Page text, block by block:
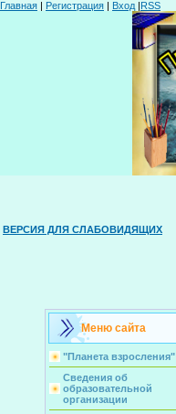
Главная | Регистрация | Вход |RSS
ВЕРСИЯ ДЛЯ СЛАБОВИДЯЩИХ
Меню сайта
"Планета взросления"
Сведения об
образовательной
организации